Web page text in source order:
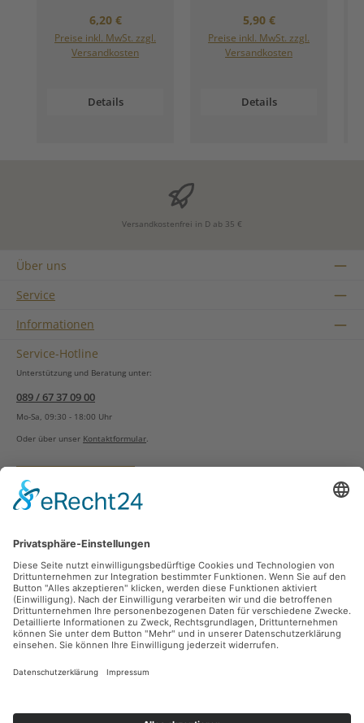
Regulärer Preis:
6,20 €
Preise inkl. MwSt. zzgl.
Versandkosten
Details
Regulärer Preis:
5,90 €
Preise inkl. MwSt. zzgl.
Versandkosten
Details
Versandkostenfrei in D ab 35 €
Über uns
Service
Informationen
Service-Hotline
Unterstützung und Beratung unter:
089 / 67 37 09 00
Mo-Sa, 09:30 - 18:00 Uhr
Oder über unser Kontaktformular.
Vertrag widerrufen
Zahlungsarten
Sicher Einkaufen
Ladengeschäft
Newsletter